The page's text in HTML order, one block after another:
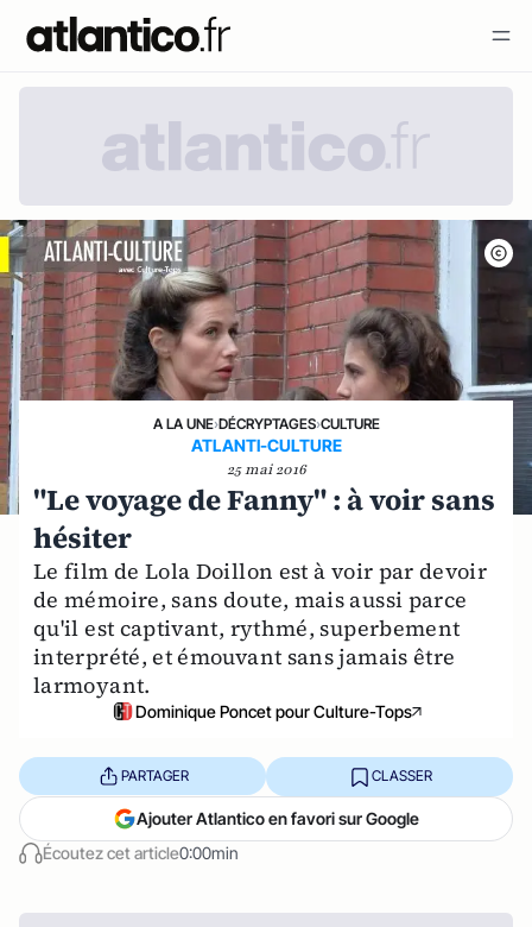
A LA UNE›DÉCRYPTAGES›CULTURE
ATLANTI-CULTURE
25 mai 2016
"Le voyage de Fanny" : à voir sans
hésiter
Le film de Lola Doillon est à voir par devoir
de mémoire, sans doute, mais aussi parce
qu'il est captivant, rythmé, superbement
interprété, et émouvant sans jamais être
larmoyant.
Dominique Poncet pour Culture-Tops
Écoutez cet article0:00min
PARTAGER CLASSER
Ajouter Atlantico en favori sur Google